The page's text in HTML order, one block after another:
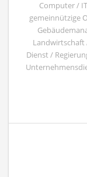
Computer /
gemeinnützige
Dienst /